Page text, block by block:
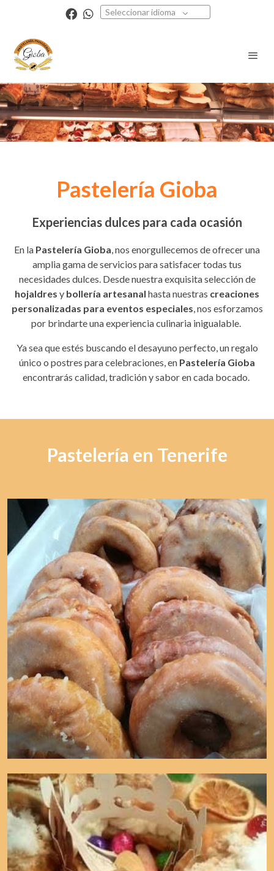
Seleccionar idioma
Pastelería Gioba
Experiencias dulces para cada ocasión
En la Pastelería Gioba, nos enorgullecemos de ofrecer una
amplia gama de servicios para satisfacer todas tus
necesidades dulces. Desde nuestra exquisita selección de
hojaldres y bollería artesanal hasta nuestras creaciones
personalizadas para eventos especiales, nos esforzamos
por brindarte una experiencia culinaria inigualable.
Ya sea que estés buscando el desayuno perfecto, un regalo
único o postres para celebraciones, en Pastelería Gioba
encontrarás calidad, tradición y sabor en cada bocado.
Pastelería en Tenerife